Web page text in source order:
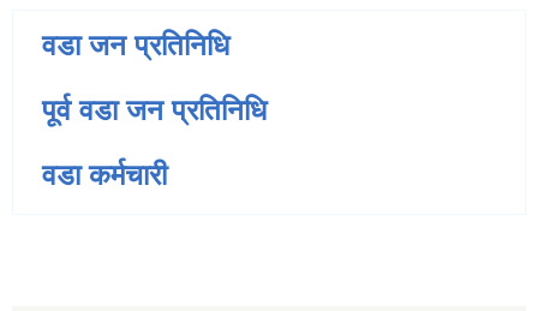
वडा जन प्रतिनिधि
पूर्व वडा जन प्रतिनिधि
वडा कर्मचारी